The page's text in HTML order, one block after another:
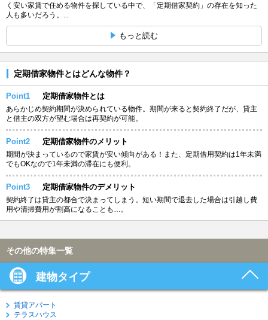
く安い家賃で住める物件を探している中で、「定期借家契約」の存在を知った
人も多いだろう。...
もっと読む
定期借家物件とはどんな物件？
Point1 定期借家物件とは
あらかじめ契約期間が決められている物件。期間が来ると契約終了だが、貸主
と借主の双方が望む場合は再契約が可能。
Point2 定期借家物件のメリット
期間が決まっているので家賃が安い傾向がある！また、定期借用契約は1年未満
でもOKなので1年未満の滞在にも便利。
Point3 定期借家物件のデメリット
契約終了は貸主の都合で決まってしまう。短い期間で退去した場合は引越し費
用や清掃費用が割高になることも…。
その他の特集一覧
建物タイプ
賃貸アパート
テラスハウス